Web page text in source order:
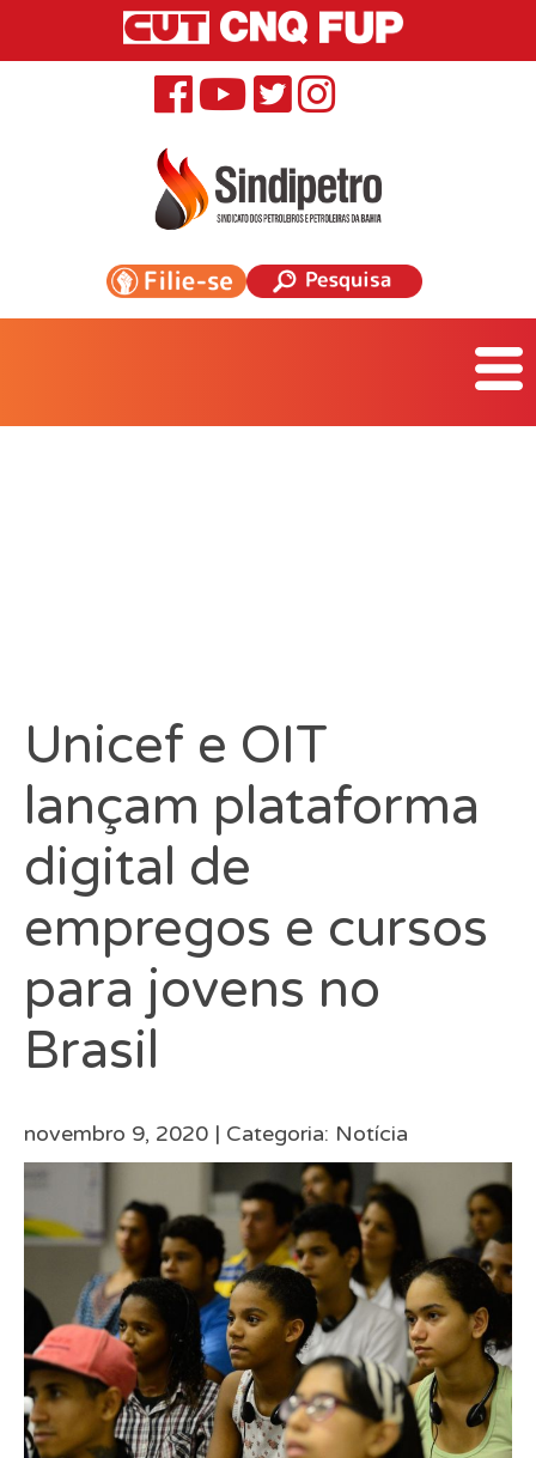
Unicef e OIT
lançam plataforma
digital de
empregos e cursos
para jovens no
Brasil
novembro 9, 2020 | Categoria: Notícia